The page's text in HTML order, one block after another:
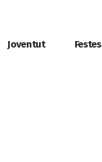
Joventut Festes